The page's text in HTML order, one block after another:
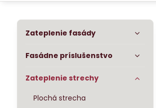
Zateplenie fasády
Fasádne príslušenstvo
Zateplenie strechy
Plochá strecha